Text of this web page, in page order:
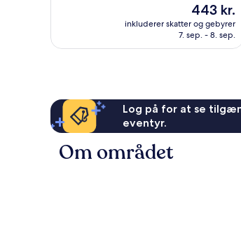
anmeldelser
Prisen
er
443 kr.
443 kr.
inkluderer skatter og gebyrer
7. sep. - 8. sep.
Log på for at se
eventyr.
Om området